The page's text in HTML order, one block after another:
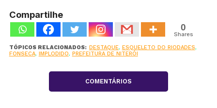
Compartilhe
0
Shares
TÓPICOS RELACIONADOS: DESTAQUE, ESQUELETO DO RIODADES,
FONSECA, IMPLODIDO, PREFEITURA DE NITERÓI
COMENTÁRIOS